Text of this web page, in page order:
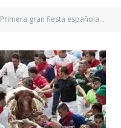
Primera gran fiesta española «Los Sanfermines» que medirá su huella de carbono